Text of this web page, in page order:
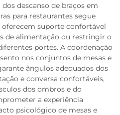
descanso de braços em
para restaurantes segue
suporte confortável
de alimentação ou restringir o
portes. A coordenação
nos conjuntos de mesas e
ângulos adequados dos
e conversa confortáveis,
dos ombros e do
a experiência
psicológico de mesas e